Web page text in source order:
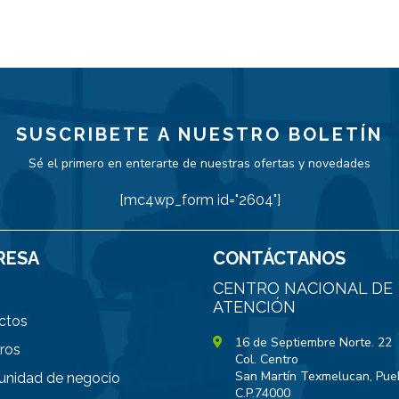
SUSCRIBETE A NUESTRO BOLETÍN
Sé el primero en enterarte de nuestras ofertas y novedades
[mc4wp_form id="2604"]
de negocio
CONTÁCTANOS
CENTRO NACIONAL DE
ATENCIÓN
16 de Septiembre Norte. 22
Col. Centro
San Martín Texmelucan,
C.P.74000